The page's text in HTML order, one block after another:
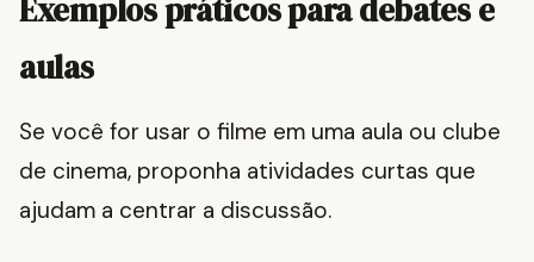
Exemplos práticos para debates e
aulas
Se você for usar o filme em uma aula ou clube
de cinema, proponha atividades curtas que
ajudam a centrar a discussão.